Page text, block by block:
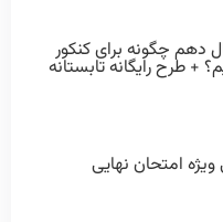
دهم چگونه برای کنکور
+ طرح رایگانه تابستانه
ویژه امتحان نهایی